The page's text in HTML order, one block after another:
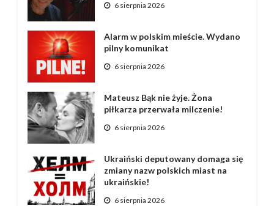
6 sierpnia 2026
Alarm w polskim mieście. Wydano
pilny komunikat
6 sierpnia 2026
Mateusz Bąk nie żyje. Żona
piłkarza przerwała milczenie!
6 sierpnia 2026
Ukraiński deputowany domaga się
zmiany nazw polskich miast na
ukraińskie!
6 sierpnia 2026